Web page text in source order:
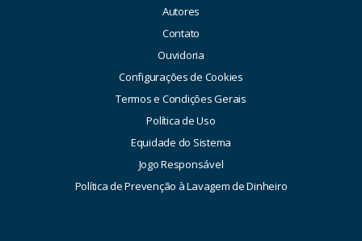
Autores
Contato
Ouvidoria
Configurações de Cookies
Termos e Condições Gerais
Política de Uso
Equidade do Sistema
Jogo Responsável
Política de Prevenção à Lavagem de Dinheiro